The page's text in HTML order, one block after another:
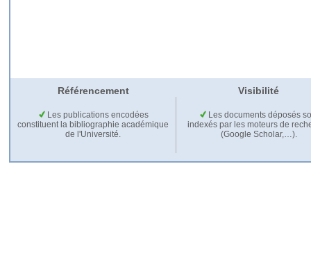
Référencement Visibilité
Les publications encodées
constituent la bibliographie académique
de l'Université.
Les documents déposés
indexés par les moteurs de
(Google Scholar,…).